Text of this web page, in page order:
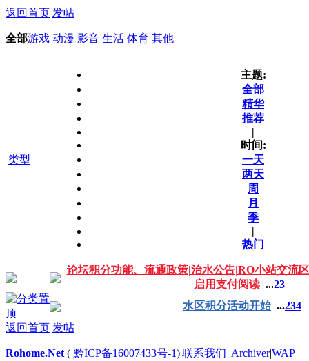
返回首页 发帖
全部游戏 动漫 影音 生活 体育 其他
类型
主题:
全部
精华
推荐
|
时间:
一天
两天
周
月
季
|
热门
论坛积分功能、流通政策|治水公告|RO小站交流
启用支付阅读 ...23
水区积分活动开始 ...234
返回首页 发帖
Rohome.Net ( 黔ICP备16007433号-1)|联系我们 |Archiver|WAP